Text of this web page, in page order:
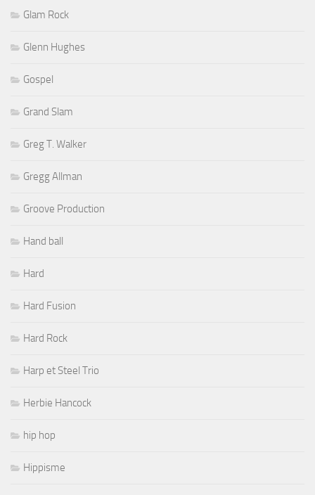
Glam Rock
Glenn Hughes
Gospel
Grand Slam
Greg T. Walker
Gregg Allman
Groove Production
Hand ball
Hard
Hard Fusion
Hard Rock
Harp et Steel Trio
Herbie Hancock
hip hop
Hippisme